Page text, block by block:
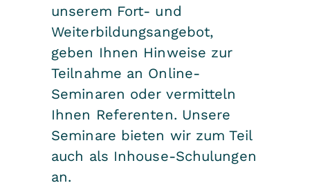
unserem Fort- und
Weiterbildungsangebot,
geben Ihnen Hinweise zur
Teilnahme an Online-
Seminaren oder vermitteln
Ihnen Referenten. Unsere
Seminare bieten wir zum Teil
auch als Inhouse-Schulungen
an.